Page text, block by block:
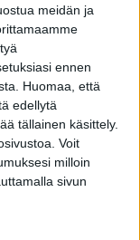
meidän ja
ennen
Huomaa, että
edellytä
tällainen käsittely.
Voit
milloin
sivun
upotetut saranat
ja ovi on
tai
ja
ja
avaimella
ja